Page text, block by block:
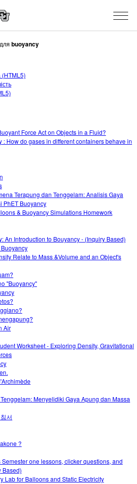
розробками
Guidelines
with PhET
buoyancy
Force Act on Objects in a Fluid?
: How do gases in different containers behave in
Terapung dan Tenggelam: Analisis Gaya
PhET Buoyancy
& Buoyancy Simulations Homework
An Introduction to Bouyancy - (Inquiry Based)
Relate to Mass &Volume and an Object's
"Buoyancy"
Air
Worksheet - Exploring Density, Gravitational
Menyelidiki Gaya Apung dan Massa
서
?
one lessons, clicker questions, and
Based)
Lab for Balloons and Static Electricity